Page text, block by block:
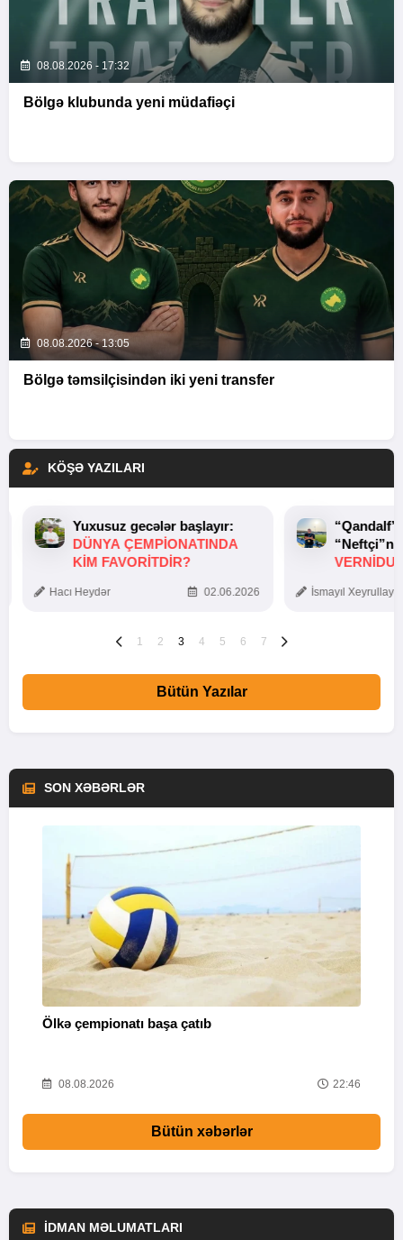
08.08.2026 - 17:32
Bölgə klubunda yeni müdafiəçi
08.08.2026 - 13:05
Bölgə təmsilçisindən iki yeni transfer
KÖŞƏ YAZILARI
Yuxusuz gecələr başlayır:
DÜNYA ÇEMPIONATINDA
KIM FAVORITDIR?
Hacı Heydər 02.06.2026 İsmayıl
1 2 3 4 5 6 7
Bütün Yazılar
SON XƏBƏRLƏR
Ölkə çempionatı başa çatıb
08.08.2026 22:46
Bütün xəbərlər
İDMAN MƏLUMATLARI